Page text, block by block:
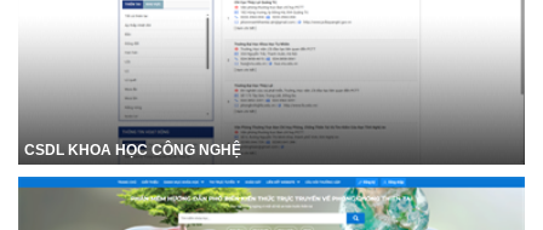
CSDL KHOA HỌC CÔNG NGHỆ